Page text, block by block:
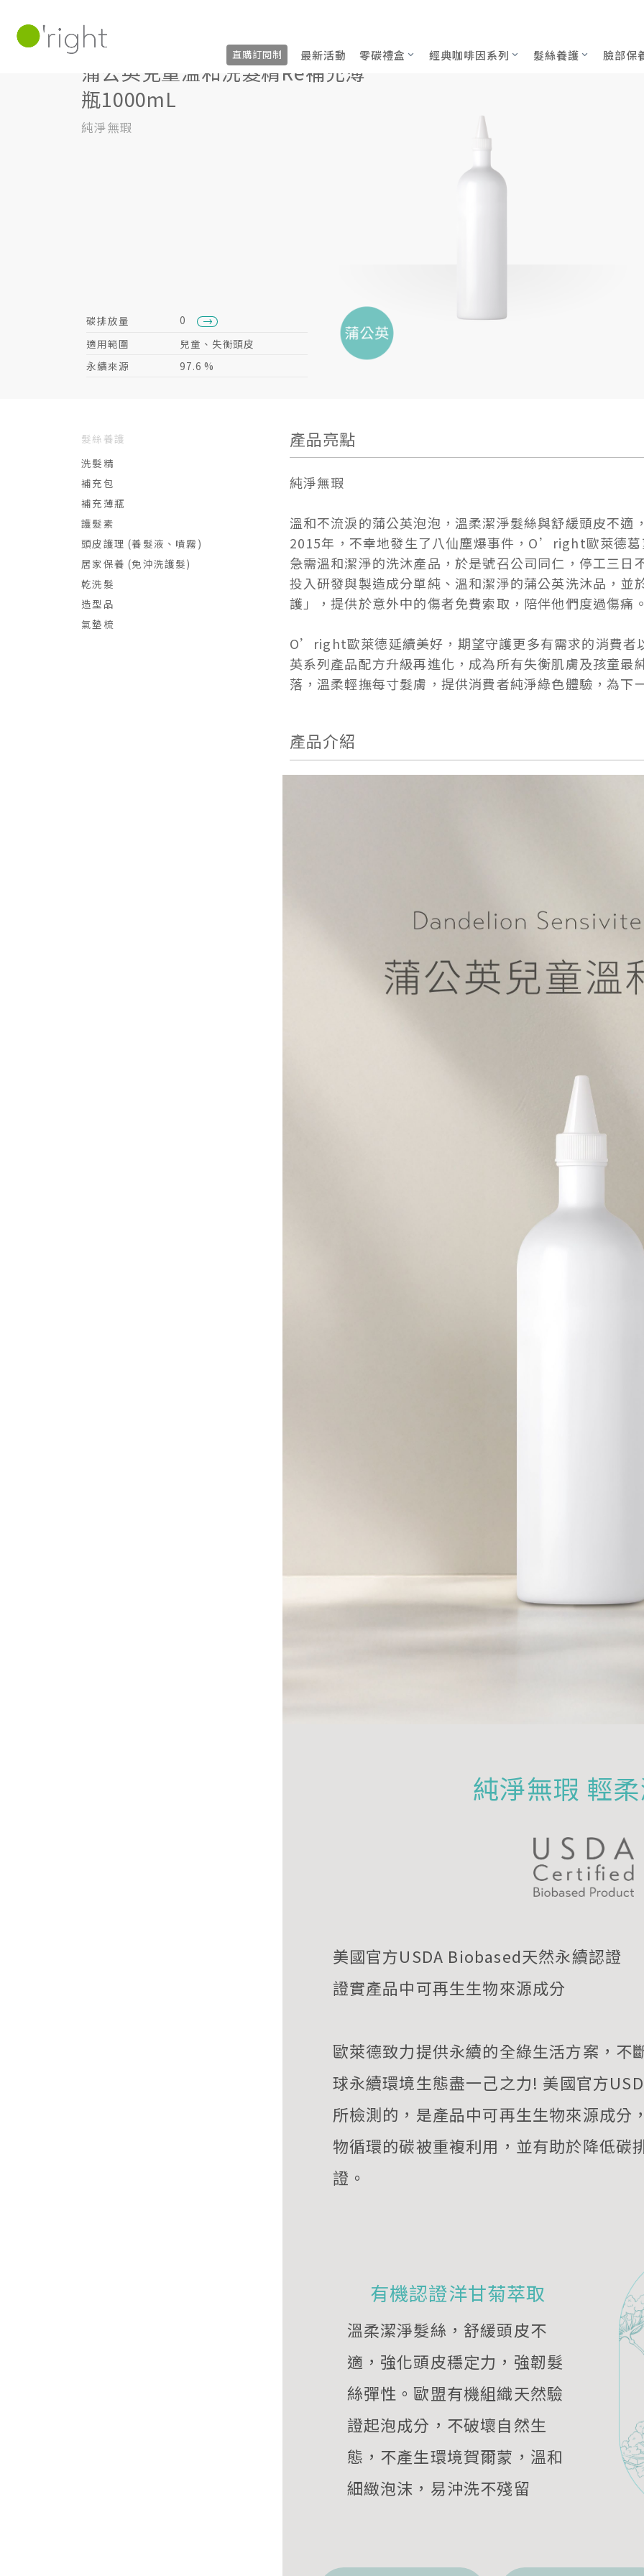
直購訂閱制 最新活動 零碳禮盒 經典咖啡因系列 髮絲養護 臉部保
蒲公英兒童溫和洗髮精Re補充薄
瓶1000mL
純淨無瑕
碳排放量
0
適用範圍
兒童、失衡頭皮
永續來源
97.6 %
髮絲養護
洗髮精
補充包
補充薄瓶
護髮素
頭皮護理 (養髮液、噴霧)
居家保養 (免沖洗護髮)
乾洗髮
造型品
氣墊梳
產品亮點
純淨無瑕
溫和不流淚的蒲公英泡泡，溫柔潔淨髮絲與舒緩頭皮不適
2015年，不幸地發生了八仙塵爆事件，O’right歐萊德
急需溫和潔淨的洗沐產品，於是號召公司同仁，停工三日
投入研發與製造成分單純、溫和潔淨的蒲公英洗沐品，並
護」，提供於意外中的傷者免費索取，陪伴他們度過傷痛
O’right歐萊德延續美好，期望守護更多有需求的消費者
英系列產品配方升級再進化，成為所有失衡肌膚及孩童最
落，溫柔輕撫每寸髮膚，提供消費者純淨綠色體驗，為下
產品介紹
純淨無瑕 輕
美國官方USDA Biobased天然永續認證
證實產品中可再生生物來源成分
歐萊德致力提供永續的全綠生活方案，不
球永續環境生態盡一己之力! 美國官方
所檢測的，是產品中可再生生物來源成分
物循環的碳被重複利用，並有助於降低碳
證。
有機認證洋甘菊萃取
溫柔潔淨髮絲，舒緩頭皮不
適，強化頭皮穩定力，強韌髮
絲彈性。歐盟有機組織天然驗
證起泡成分，不破壞自然生
態，不產生環境賀爾蒙，溫和
細緻泡沫，易沖洗不殘留